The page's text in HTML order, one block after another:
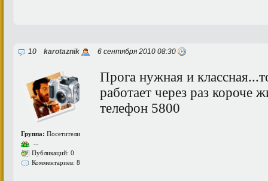
10 karotaznik 6 сентября 2010 08:30
Группа: Посетители
--
Публикаций: 0
Комментариев: 8
Прога нужная и
работает через раз короче
телефон 5800